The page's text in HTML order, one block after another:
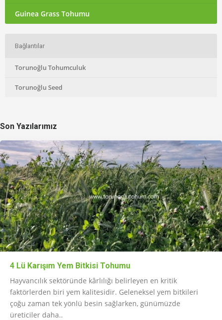
Guinea Grass Tohumu
Bağlantılar
Torunoğlu Tohumculuk
Torunoğlu Seed
Son Yazılarımız
4 Lü Karışım Yem Bitkisi Tohumu
Hayvancılık sektöründe kârlılığı belirleyen en kritik
faktörlerden biri yem kalitesidir. Geleneksel yem bitkileri
çoğu zaman tek yönlü besin sağlarken, günümüzde
üreticiler daha..